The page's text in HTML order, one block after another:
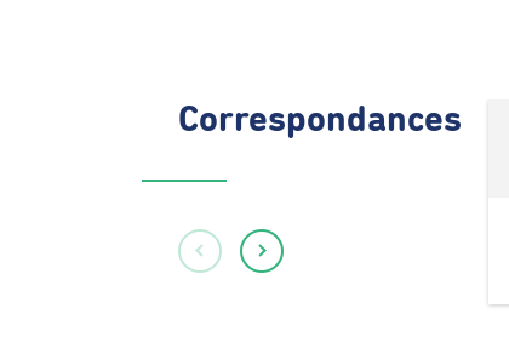
Correspondances